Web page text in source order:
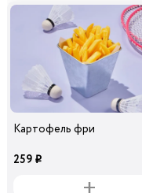
Картофель фри
259 i